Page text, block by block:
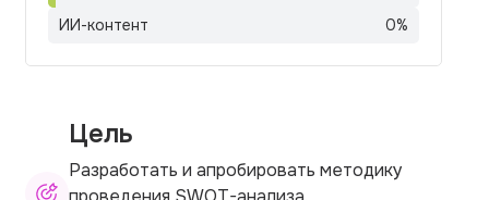
ИИ-контент
0%
Цель
Разработать и апробировать методику